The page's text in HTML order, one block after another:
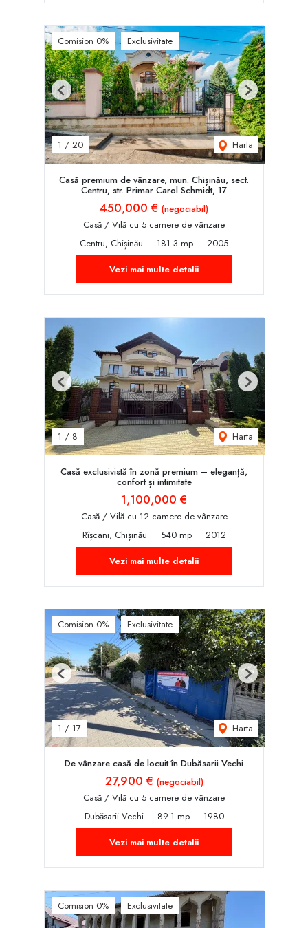
Comision 0% Exclusivitate
1 / 20 Harta
Previous Next
Casă premium de vânzare, mun. Chișinău, sect.
Centru, str. Primar Carol Schmidt, 17
450,000 € (negociabil)
Casă / Vilă cu 5 camere de vânzare
Centru, Chișinău
181.3 mp
2005
Vezi mai multe detalii
1 / 8 Harta
Previous Next
Casă exclusivistă în zonă premium – eleganță,
confort și intimitate
1,100,000 €
Casă / Vilă cu 12 camere de vânzare
Rîșcani, Chișinău
540 mp
2012
Vezi mai multe detalii
Comision 0% Exclusivitate
1 / 17 Harta
Previous Next
De vânzare casă de locuit în Dubăsarii Vechi
27,900 € (negociabil)
Casă / Vilă cu 5 camere de vânzare
Dubăsarii Vechi
89.1 mp
1980
Vezi mai multe detalii
Comision 0% Exclusivitate